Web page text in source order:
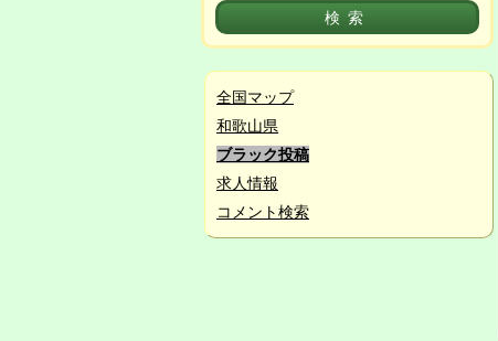
全国マップ
和歌山県
ブラック投稿
求人情報
コメント検索